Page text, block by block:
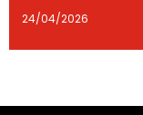
24/04/2026